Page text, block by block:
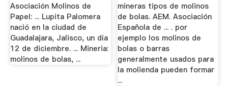
Asociación Molinos de
Papel: ... Lupita Palomera
nació en la ciudad de
Guadalajara, Jalisco, un día
12 de diciembre. ... Mineria:
molinos de bolas, ...
mineras tipos de molinos
de bolas. AEM. Asociación
Española de ... . por
ejemplo los molinos de
bolas o barras
generalmente usados para
la molienda pueden formar
...